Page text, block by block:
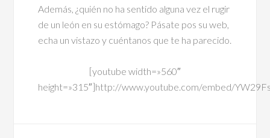
Además, ¿quién no ha sentido alguna vez el rugir
de un león en su estómago? Pásate pos su web,
echa un vistazo y cuéntanos que te ha parecido.
[youtube width=»560″
height=»315″]http://www.youtube.com/embed/